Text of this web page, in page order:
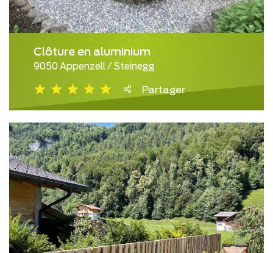
Clôture en aluminium
9050 Appenzell / Steinegg
Partager